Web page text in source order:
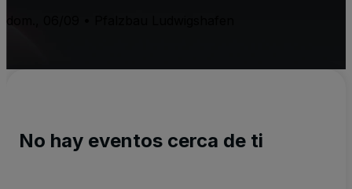
No hay eventos cerca de ti